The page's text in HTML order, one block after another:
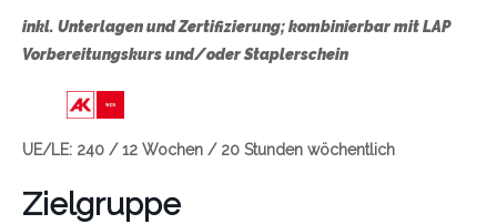
inkl. Unterlagen und Zertifizierung; kombinierbar mit LAP
Vorbereitungskurs und/oder Staplerschein
UE/LE: 240 / 12 Wochen / 20 Stunden wöchentlich
Zielgruppe